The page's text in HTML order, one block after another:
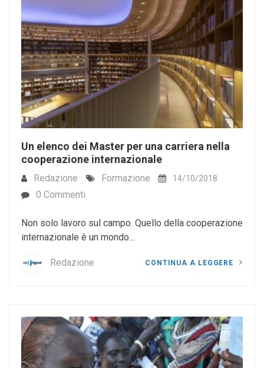
Un elenco dei Master per una carriera nella
cooperazione internazionale
Redazione Formazione 14/10/2018
0 Commenti
Non solo lavoro sul campo. Quello della cooperazione
internazionale è un mondo…
Redazione CONTINUA A LEGGERE